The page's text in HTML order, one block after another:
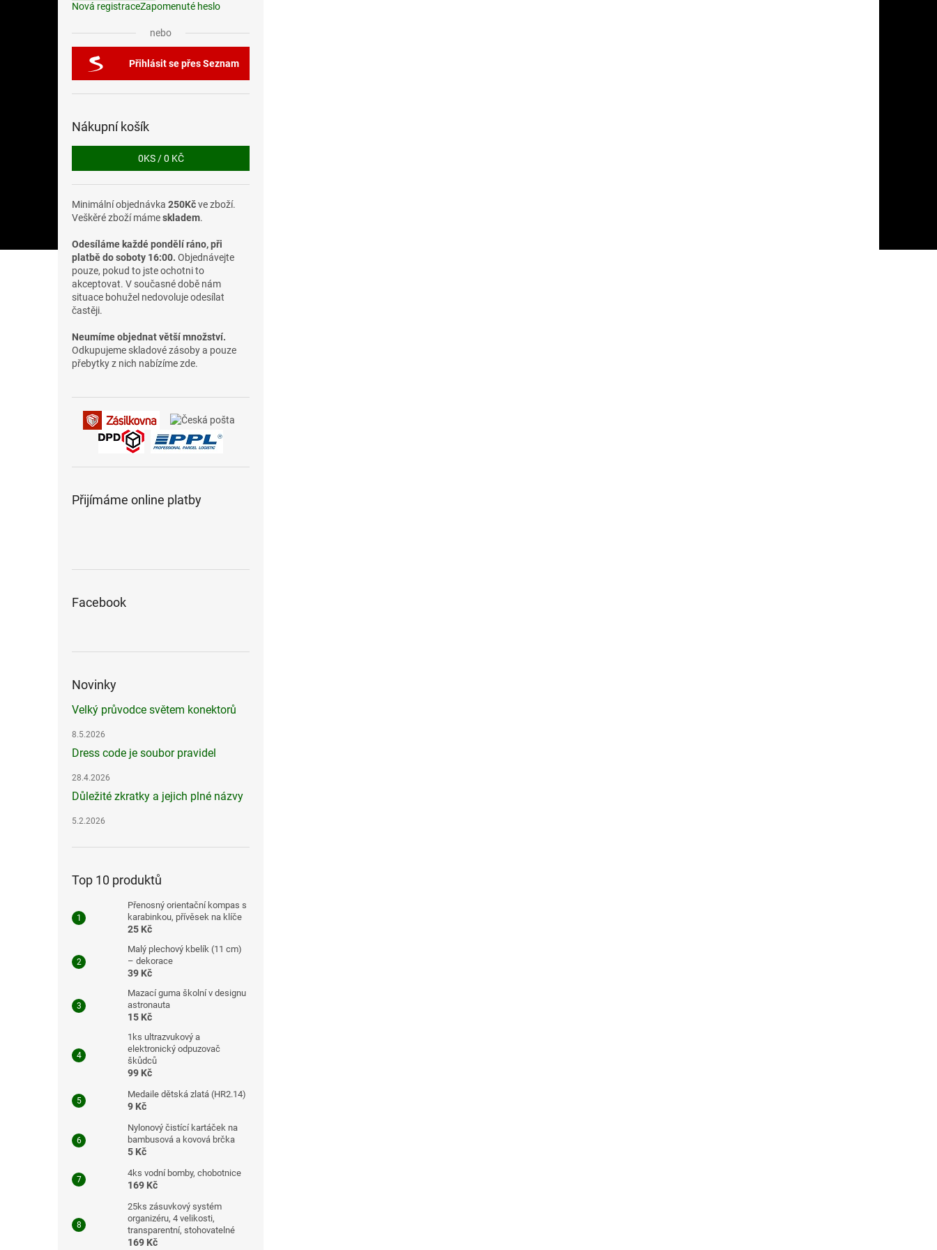
Nová registraceZapomenuté heslo
nebo
Přihlásit se přes Seznam
Nákupní košík
0KS /0 KČ
Minimální objednávka 250Kčve zboží.
Veškěré zboží mámeskladem.
Odesíláme každé pondělí ráno, při
platbě do soboty 16:00. Objednávejte
pouze, pokud to jste ochotni to
akceptovat. V současné době nám
situace bohužel nedovoluje odesílat
častěji.
Neumíme objednat větší množství.
Odkupujeme skladové zásoby a pouze
přebytky z nich nabízíme zde.
Přijímáme online platby
Facebook
Novinky
Velký průvodce světem konektorů
8.5.2026
Dress code je soubor pravidel
28.4.2026
Důležité zkratky a jejich plné názvy
5.2.2026
Top 10 produktů
Přenosný orientační kompas s
karabinkou, přívěsek na klíče
25 Kč
Malý plechový kbelík (11 cm)
– dekorace
39 Kč
Mazací guma školní v designu
astronauta
15 Kč
1ks ultrazvukový a
elektronický odpuzovač
škůdců
99 Kč
Medaile dětská zlatá (HR2.14)
9 Kč
Nylonový čistící kartáček na
bambusová a kovová brčka
5 Kč
4ks vodní bomby, chobotnice
169 Kč
25ks zásuvkový systém
organizéru, 4 velikosti,
transparentní, stohovatelné
169 Kč